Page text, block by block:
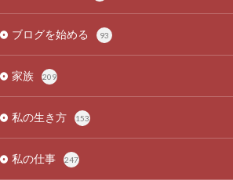
ブログを始める 93
家族 209
私の生き方 153
私の仕事 247